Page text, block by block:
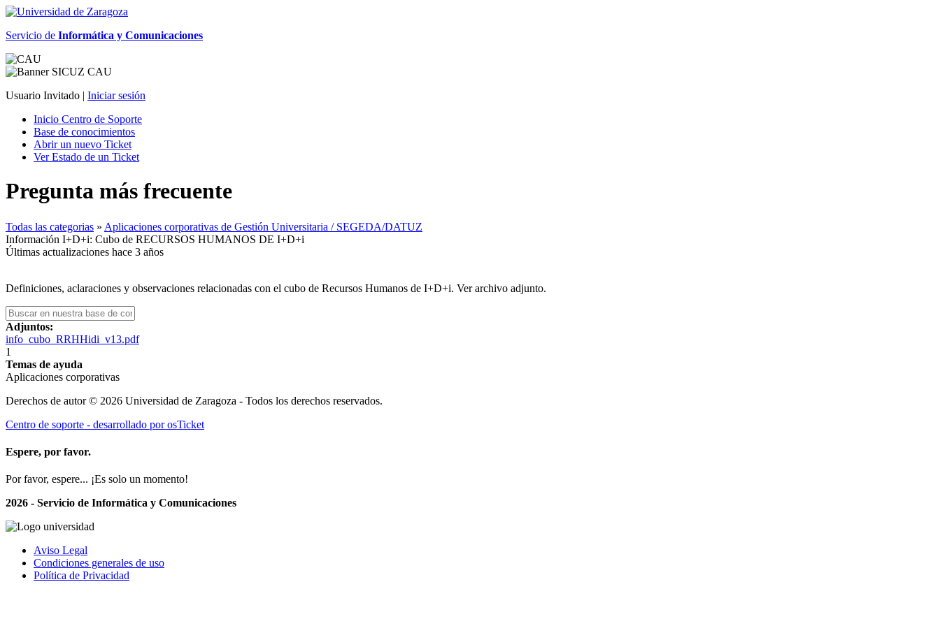
Servicio de Informática y Comunicaciones
Usuario Invitado | Iniciar sesión
Inicio Centro de Soporte
Base de conocimientos
Abrir un nuevo Ticket
Ver Estado de un Ticket
Pregunta más frecuente
Todas las categorias » Aplicaciones corporativas de Gestión Universitaria / SEGEDA/DATUZ
Información I+D+i: Cubo de RECURSOS HUMANOS DE I+D+i
Últimas actualizaciones hace 3 años
Definiciones, aclaraciones y observaciones relacionadas con el cubo de Recursos Humanos de I+D+i. Ver archivo adjunto.
Adjuntos:
info_cubo_RRHHidi_v13.pdf
1
Temas de ayuda
Aplicaciones corporativas
Derechos de autor © 2026 Universidad de Zaragoza - Todos los derechos reservados.
Centro de soporte - desarrollado por osTicket
Espere, por favor.
Por favor, espere... ¡Es solo un momento!
2026 - Servicio de Informática y Comunicaciones
Aviso Legal
Condiciones generales de uso
Política de Privacidad